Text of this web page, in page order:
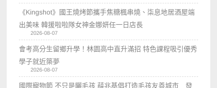
《Kingshot》國王燒烤節攜手焦糖楓串燒、柒息地居酒屋端
出美味 韓援啦啦隊女神金娜妍任一日店長
2026-08-07
會考高分生留鄉升學！林園高中直升滿招 特色課程吸引優秀
學子就近築夢
2026-08-07
國際寵物節 不只是曬毛孩 薛兆基倡打造毛孩友善城市 發